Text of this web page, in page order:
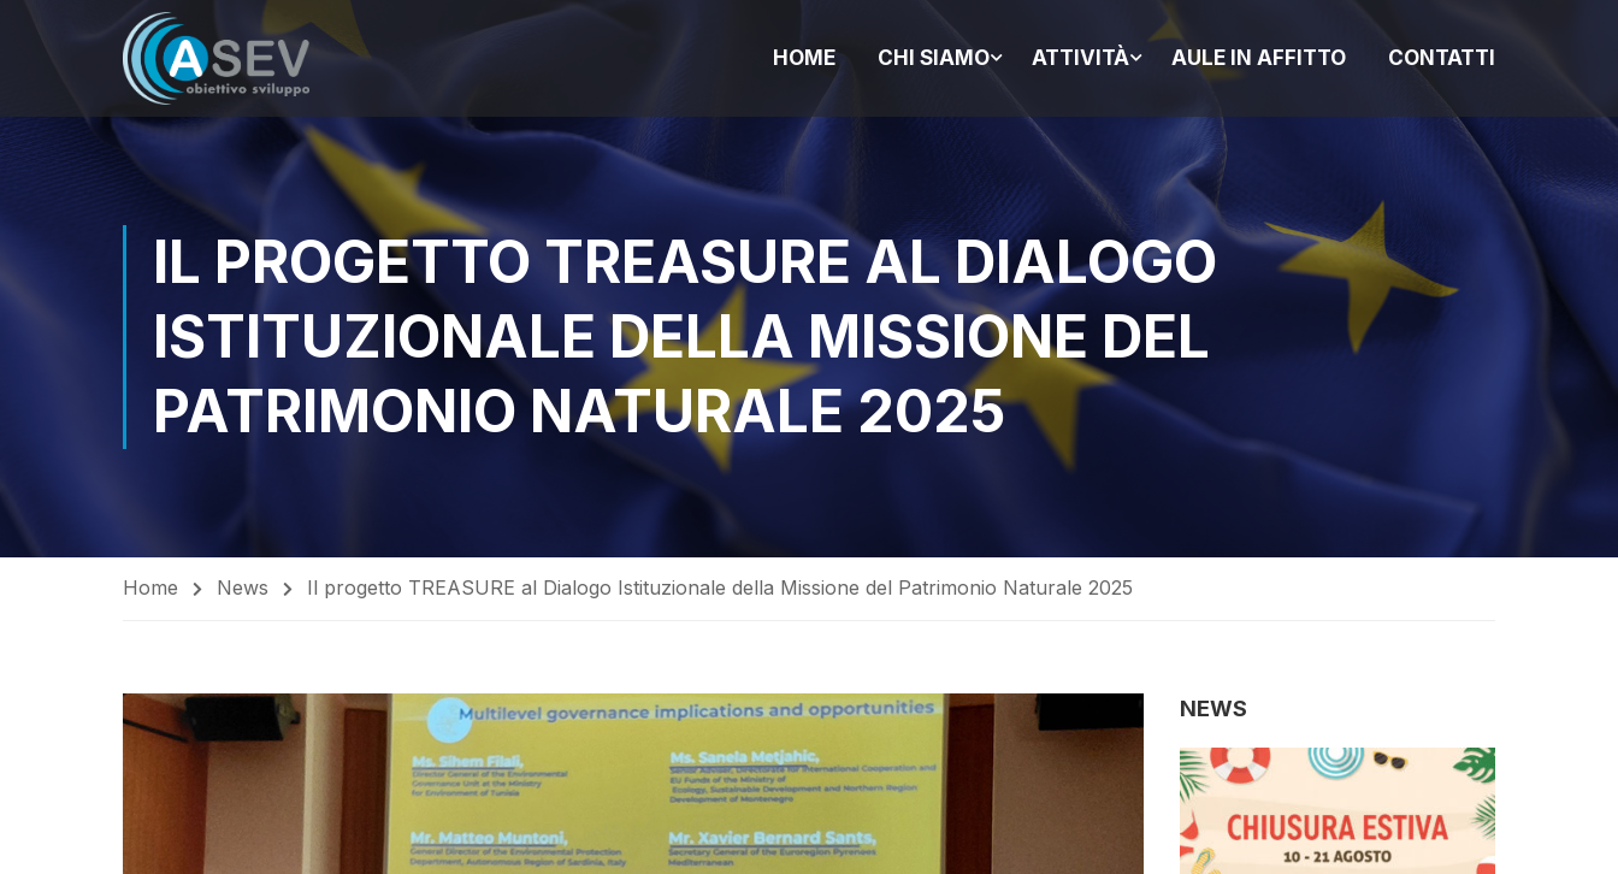
HOME CHI SIAMO ATTIVITÀ AULE IN AFFITTO CONTATTI
IL PROGETTO TREASURE AL DIALOGO
ISTITUZIONALE DELLA MISSIONE DEL
PATRIMONIO NATURALE 2025
Home News Il progetto TREASURE al Dialogo Istituzionale della Missione del Patrimonio Naturale 2025
NEWS